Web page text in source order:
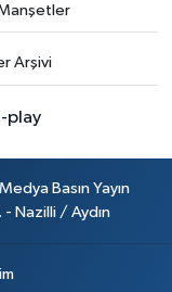
Arşivi
Basın Yayın
- Nazilli / Aydın